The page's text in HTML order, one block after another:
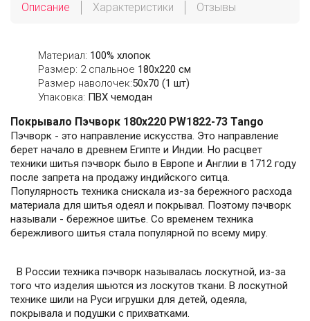
Описание Характеристики Отзывы
Материал: 100% хлопок
Размер: 2 спальное 180х220 см
Размер наволочек:50x70 (1 шт)
Упаковка: ПВХ чемодан
Покрывало Пэчворк 180х220 PW1822-73 Tango
Пэчворк - это направление искусства. Это направление
берет начало в древнем Египте и Индии. Но расцвет
техники шитья пэчворк было в Европе и Англии в 1712 году
после запрета на продажу индийского ситца.
Популярность техника снискала из-за бережного расхода
материала для шитья одеял и покрывал. Поэтому пэчворк
называли - бережное шитье. Со временем техника
бережливого шитья стала популярной по всему миру.
В России техника пэчворк называлась лоскутной, из-за
того что изделия шьются из лоскутов ткани. В лоскутной
технике шили на Руси игрушки для детей, одеяла,
покрывала и подушки с прихватками.